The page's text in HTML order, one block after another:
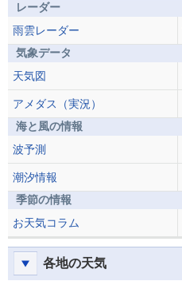
レーダー
雨雲レーダー
気象データ
天気図
アメダス（実況）
海と風の情報
波予測
潮汐情報
季節の情報
お天気コラム
各地の天気